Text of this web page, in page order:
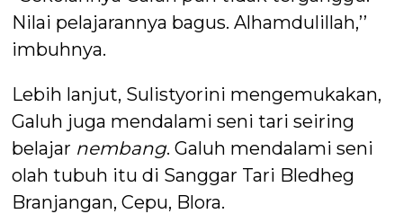
Nilai pelajarannya bagus. Alhamdulillah,’’
imbuhnya.
Lebih lanjut, Sulistyorini mengemukakan,
Galuh juga mendalami seni tari seiring
belajar nembang. Galuh mendalami seni
olah tubuh itu di Sanggar Tari Bledheg
Branjangan, Cepu, Blora.